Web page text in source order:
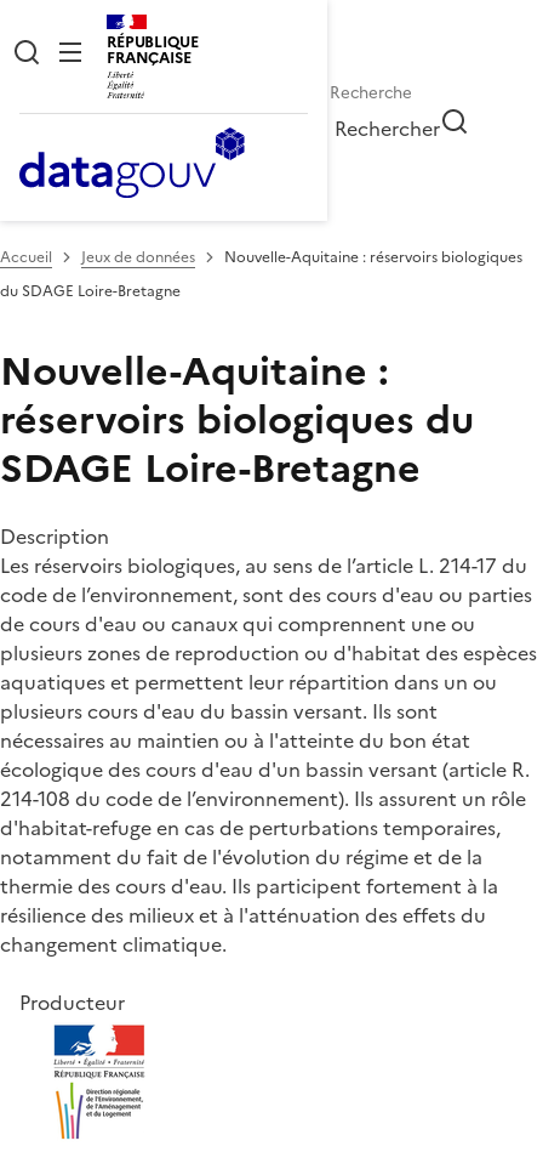
RÉPUBLIQUE
FRANÇAISE
Rechercher
Accueil Jeux de données
Nouvelle-Aquitaine : réservoirs biologiques
du SDAGE Loire-Bretagne
Nouvelle-Aquitaine :
réservoirs biologiques du
SDAGE Loire-Bretagne
Description
Les réservoirs biologiques, au sens de l’article L. 214-17 du
code de l’environnement, sont des cours d'eau ou parties
de cours d'eau ou canaux qui comprennent une ou
plusieurs zones de reproduction ou d'habitat des espèces
aquatiques et permettent leur répartition dans un ou
plusieurs cours d'eau du bassin versant. Ils sont
nécessaires au maintien ou à l'atteinte du bon état
écologique des cours d'eau d'un bassin versant (article R.
214-108 du code de l’environnement). Ils assurent un rôle
d'habitat-refuge en cas de perturbations temporaires,
notamment du fait de l'évolution du régime et de la
thermie des cours d'eau. Ils participent fortement à la
résilience des milieux et à l'atténuation des effets du
changement climatique.
Producteur